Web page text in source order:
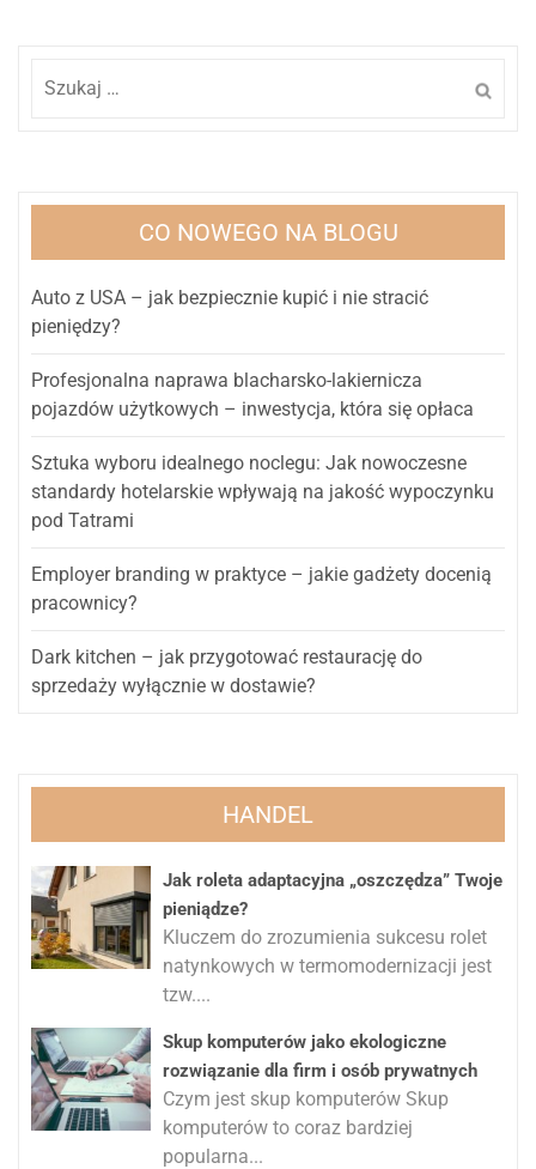
CO NOWEGO NA BLOGU
Auto z USA – jak bezpiecznie kupić i nie stracić
pieniędzy?
Profesjonalna naprawa blacharsko-lakiernicza
pojazdów użytkowych – inwestycja, która się opłaca
Sztuka wyboru idealnego noclegu: Jak nowoczesne
standardy hotelarskie wpływają na jakość wypoczynku
pod Tatrami
Employer branding w praktyce – jakie gadżety docenią
pracownicy?
Dark kitchen – jak przygotować restaurację do
sprzedaży wyłącznie w dostawie?
HANDEL
Jak roleta adaptacyjna „oszczędza” Twoje
pieniądze?
Kluczem do zrozumienia sukcesu rolet
natynkowych w termomodernizacji jest
tzw....
Skup komputerów jako ekologiczne
rozwiązanie dla firm i osób prywatnych
Czym jest skup komputerów Skup
komputerów to coraz bardziej
popularna...